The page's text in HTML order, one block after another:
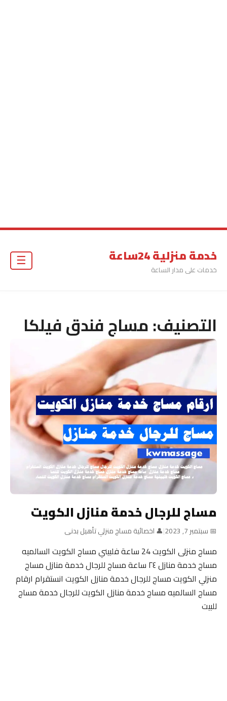
خدمة منزلية 24ساعة
خدمات على مدار الساعة
☰
التصنيف:مساج فندق فيلكا
مساج للرجال خدمة منازل الكويت
📅 سبتمبر 7, 2023 |👤 اخصائية مساج منزلي تأهيل بدنى
مساج منزلى الكويت 24 ساعة فلبيني مساج الكويت السالميه
مساج خدمة منازل ٢٤ ساعة مساج للرجال خدمة منازل مساج
منزلي الكويت مساج للرجال خدمة منازل الكويت انستقرام ارقام
مساج السالميه مساج خدمة منازل الكويت للرجال خدمة مساج
للبيت